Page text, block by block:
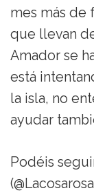
mes más de
que llevan
Amador se
está
la isla, no
ayudar
Podéis